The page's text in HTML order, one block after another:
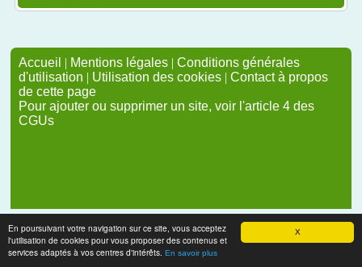
X
En poursuivant votre navigation sur ce site, vous acceptez
l'utilisation de cookies pour vous proposer des contenus et
services adaptés à vos centres d'intérêts. En savoir plus
Accueil | Mentions légales | Conditions générales
d'utilisation | Utilisation des cookies | Contact à propos
de cette page
Pour ajouter ou supprimer un site, voir l'article 4 des
CGUs